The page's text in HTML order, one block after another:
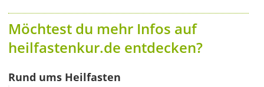
Möchtest du mehr Infos auf
heilfastenkur.de entdecken?
Rund ums Heilfasten